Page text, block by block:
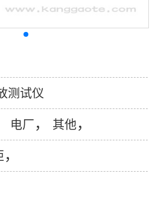
测试仪
电厂 ， 其他，
，